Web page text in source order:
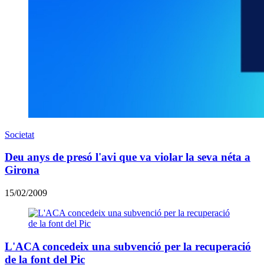
Societat
Deu anys de presó l'avi que va violar la seva néta a
Girona
15/02/2009
L'ACA concedeix una subvenció per la recuperació
de la font del Pic